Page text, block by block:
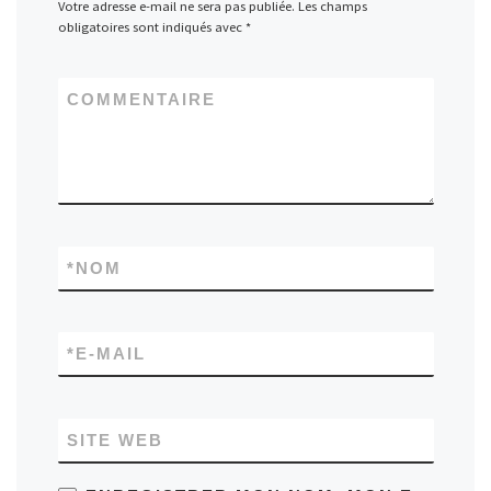
Votre adresse e-mail ne sera pas publiée. Les champs
obligatoires sont indiqués avec *
COMMENTAIRE
NOM
*
E-MAIL
*
SITE WEB